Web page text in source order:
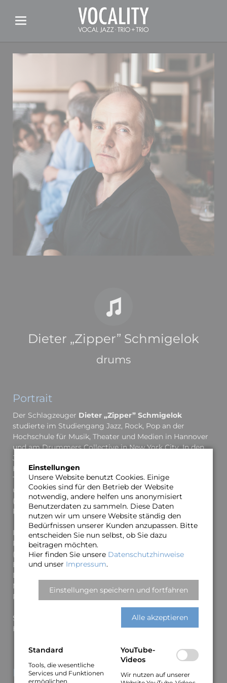
Dieter „Zipper” Schmigelok
drums
Portrait
Der Schlagzeuger Dieter „Zipper” Schmigelok
studierte im Studiengang Jazz, Rock, Pop an der
Hochschule für Musik, Theater und Medien in Hannover
und am Drummers Collective in New York City. In den
Jahren 1990–2005 war er Lehrbeauftragter an der
Hochschule für Musik, Theater und Medien und spielte
Tourneen in den Niederlande, Ungarn, Island, Frankreich
u. a. Er lebte und arbeitete 12 Jahre in Südamerika
(Chile), wo er Tourneen in Chile, Argentinien, Brasilien,
Peru und Bolivien spielte.
In Europa und USA arbeitete er u. a. mit Michel
Petruciani (Workshopband in N.Y.), Astrud Gilberto
(brasilianische Sängerin/„The Girl from Ipanema”),
Bootsie Collins (Bassist der James Brown Band), Chris
De Burgh, Lincoln Goines (Bassist der Mike Stern Band),
Mario Bauza Orchestra (Latin Jazz Big Band) und Heinz
Rudolf Kunze/Heiner Lürig.
Seit Sommer 2017 lebt Dieter Schmigelok wieder in
Hannover.
Links
Einstellungen
Unsere Website benutzt Cookies. Einige
Cookies sind für den Betrieb der Website
notwendig, andere helfen uns anonymisiert
Benutzerdaten zu sammeln. Diese Daten
nutzen wir um unsere Website ständig den
Bedürfnissen unserer Kunden anzupassen. Bitte
entscheiden Sie nun selbst, ob Sie dazu
beitragen möchten.
Hier finden Sie unsere Datenschutzhinweise
und unser Impressum.
Einstellungen speichern und fortfahren
Alle akzeptieren
Standard
Tools, die wesentliche
Services und Funktionen
ermöglichen,
YouTube-
Videos
Wir nutzen auf unserer